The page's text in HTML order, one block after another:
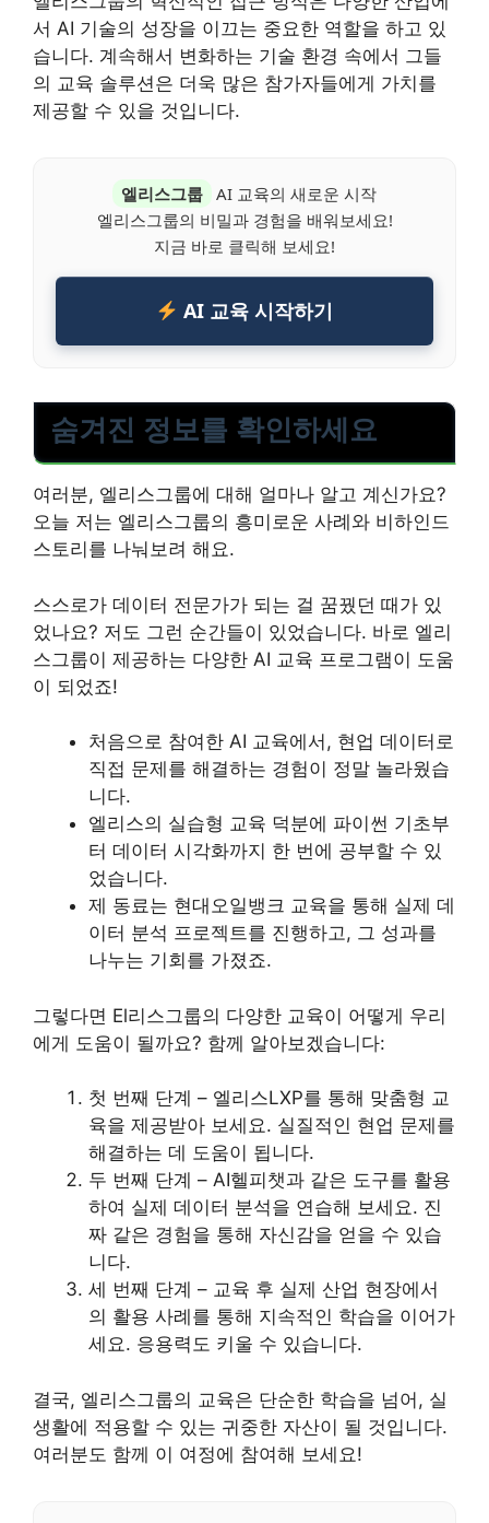
서 AI 기술의 성장을 이끄는 중요한 역할을 하고 있
습니다. 계속해서 변화하는 기술 환경 속에서 그들
의 교육 솔루션은 더욱 많은 참가자들에게 가치를
제공할 수 있을 것입니다.
엘리스그룹 AI 교육의 새로운 시작
엘리스그룹의 비밀과 경험을 배워보세요!
지금 바로 클릭해 보세요!
AI 교육 시작하기
숨겨진 정보를 확인하세요
여러분, 엘리스그룹에 대해 얼마나 알고 계신가요?
오늘 저는 엘리스그룹의 흥미로운 사례와 비하인드
스토리를 나눠보려 해요.
스스로가 데이터 전문가가 되는 걸 꿈꿨던 때가 있
었나요? 저도 그런 순간들이 있었습니다. 바로 엘리
스그룹이 제공하는 다양한 AI 교육 프로그램이 도움
이 되었죠!
처음으로 참여한 AI 교육에서, 현업 데이터로
직접 문제를 해결하는 경험이 정말 놀라웠습
니다.
엘리스의 실습형 교육 덕분에 파이썬 기초부
터 데이터 시각화까지 한 번에 공부할 수 있
었습니다.
제 동료는 현대오일뱅크 교육을 통해 실제 데
이터 분석 프로젝트를 진행하고, 그 성과를
나누는 기회를 가졌죠.
그렇다면 El리스그룹의 다양한 교육이 어떻게 우리
에게 도움이 될까요? 함께 알아보겠습니다:
첫 번째 단계 – 엘리스LXP를 통해 맞춤형 교
육을 제공받아 보세요. 실질적인 현업 문제를
해결하는 데 도움이 됩니다.
두 번째 단계 – AI헬피챗과 같은 도구를 활용
하여 실제 데이터 분석을 연습해 보세요. 진
짜 같은 경험을 통해 자신감을 얻을 수 있습
니다.
세 번째 단계 – 교육 후 실제 산업 현장에서
의 활용 사례를 통해 지속적인 학습을 이어가
세요. 응용력도 키울 수 있습니다.
결국, 엘리스그룹의 교육은 단순한 학습을 넘어, 실
생활에 적용할 수 있는 귀중한 자산이 될 것입니다.
여러분도 함께 이 여정에 참여해 보세요!